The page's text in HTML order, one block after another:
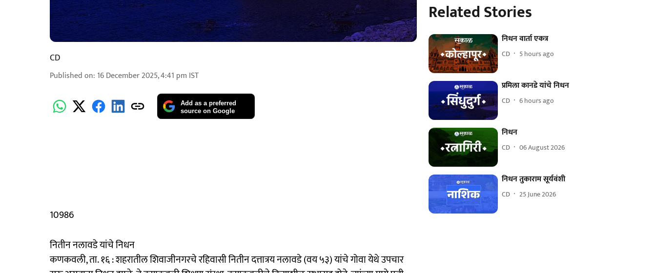
CD
Published on: 16 December 2025, 4:41 pm IST
Add as a preferred
source on Google
10986
नितीन नलावडे यांचे निधन
कणकवली, ता. १६ : शहरातील शिवाजीनगरचे रहिवासी नितीन दत्तात्रय नलावडे (वय ५३) यांचे गोवा येथे उपचार
Related Stories
निधन वार्ता एकत्र
CD 5 hours ago
प्रमिला कानडे यांचे निधन
CD 6 hours ago
निधन
CD 06 August 2026
निधन तुकाराम सूर्यवंशी
CD 25 June 2026